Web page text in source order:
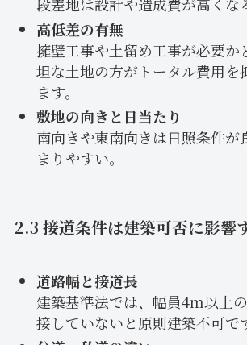
段差地は設計や造成費が高くな
高低差の有無
擁壁工事や土留め工事が必要か
坦な土地の方がトータル費用を
ます。
敷地の向きと日当たり
南向きや東南向きは日照条件が
まりやすい。
2.3 接道条件は建築可否に影響
道路幅と接道長
建築基準法では、幅員4m以上
接していないと原則建築不可で